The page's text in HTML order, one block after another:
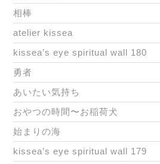
相棒
atelier kissea
kissea’s eye spiritual wall 180
勇者
あいたい気持ち
おやつの時間〜お稲荷犬
始まりの海
kissea’s eye spiritual wall 179